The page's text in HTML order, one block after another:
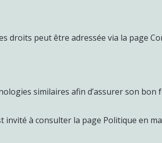
droits peut être adressée via la page
similaires afin d’assurer son bon
invité à consulter la page Politique en